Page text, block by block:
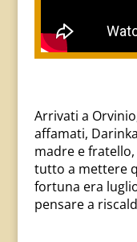
Arrivati a
affamati,
madre e
tutto a mettere
fortuna era
pensare a